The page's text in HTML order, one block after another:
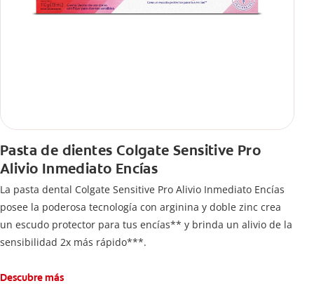
Pasta de dientes Colgate Sensitive Pro
Alivio Inmediato Encías
La pasta dental Colgate Sensitive Pro Alivio Inmediato Encías
posee la poderosa tecnología con arginina y doble zinc crea
un escudo protector para tus encías** y brinda un alivio de la
sensibilidad 2x más rápido***.
Descubre más